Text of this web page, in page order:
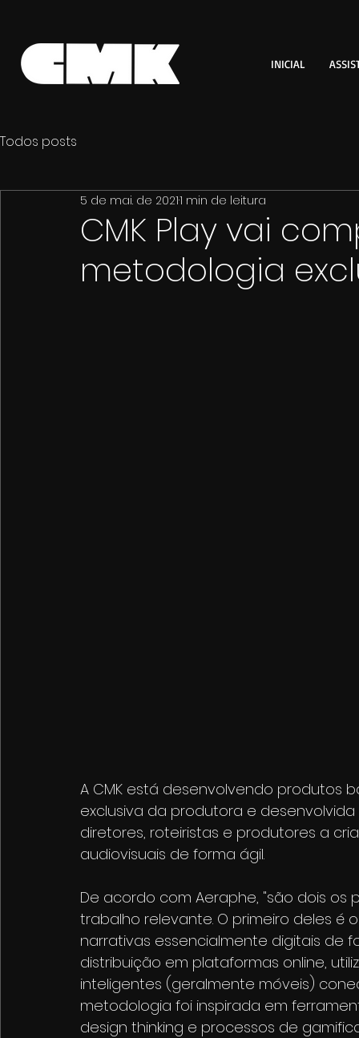
INICIAL
Todos posts
CMK Play vai
metodologia
5 de mai. de 20211 min de leitura
A CMK está desenvolvendo produtos
exclusiva da produtora e
diretores, roteiristas e produtores a
audiovisuais de forma ágil.
De acordo com Aeraphe, "são dois
trabalho relevante. O primeiro deles
narrativas essencialmente digitais de
distribuição em plataformas online,
inteligentes (geralmente móveis)
metodologia foi inspirada em
design thinking e processos de